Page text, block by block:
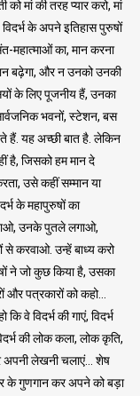
को मां की तरह प्यार करो, मां
के अपने इतिहास पुरुषों
महात्माओं का, मान करना
बढ़ेगा, और न उनको उनकी
के लिए पूजनीय हैं, उनका
भवनों, स्टेशन, बस
हैं. यह अच्छी बात है. लेकिन
है, जिसको हम मान दे
उसे कहीं सम्मान या
के महापुरुषों का
उनके पुतले लगाओ,
से करवाओ. उन्हें बाध्य करो
ने जो कुछ किया है, उसका
पत्रकारों को कहो…
वे विदर्भ की गाएं, विदर्भ
की लोक कला, लोक कृति,
अपनी लेखनी चलाएं… शेष
के गुणगान कर अपने को बड़ा